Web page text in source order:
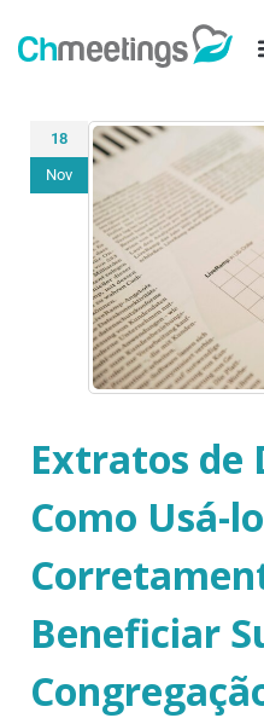
18
Nov
Extratos de
Como Usá-
Beneficiar